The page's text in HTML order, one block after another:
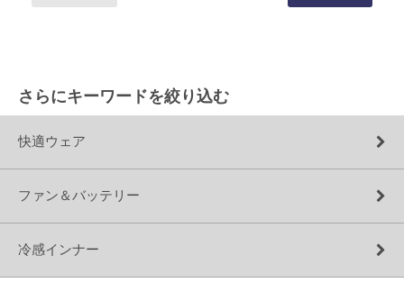
さらにキーワードを絞り込む
快適ウェア
ファン＆バッテリー
冷感インナー